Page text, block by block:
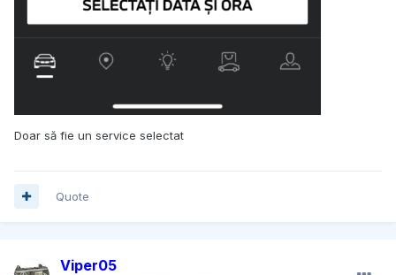
Doar să fie un service selectat
Quote
Viper05